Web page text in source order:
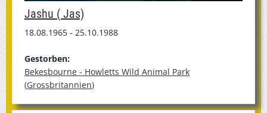
Jashu ( Jas)
18.08.1965 - 25.10.1988
Gestorben:
Bekesbourne - Howletts Wild Animal Park
(Grossbritannien)